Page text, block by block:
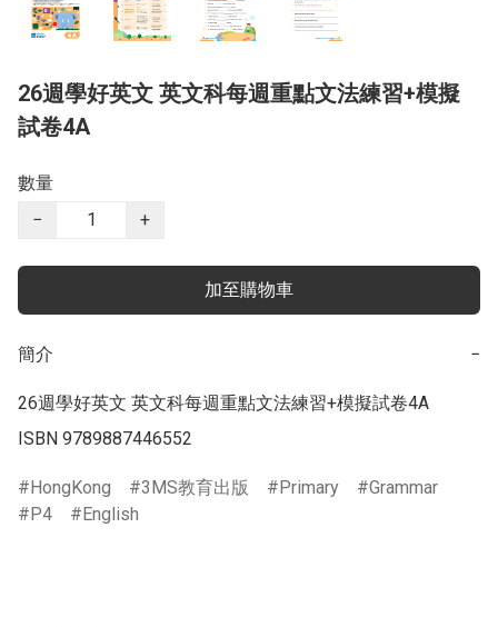
26週學好英文 英文科每週重點文法練習+模擬
試卷4A
數量
−
+
加至購物車
簡介 −
26週學好英文 英文科每週重點文法練習+模擬試卷4A
ISBN 9789887446552
HongKong 3MS教育出版 Primary
Grammar
P4
English